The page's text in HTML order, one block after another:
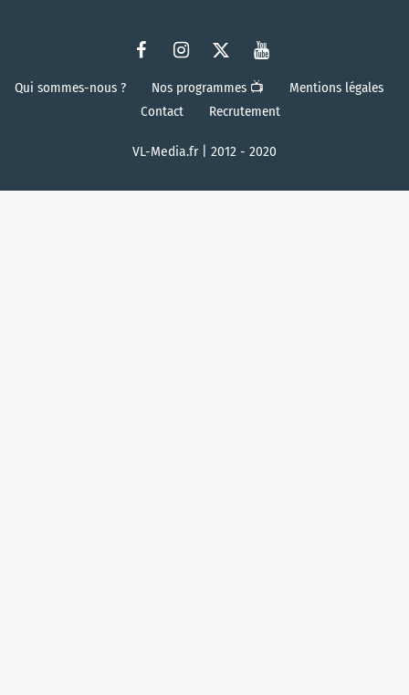
Qui sommes-nous ? Nos programmes 📺
Mentions légales
Contact
Recrutement
VL-Media.fr | 2012 - 2020